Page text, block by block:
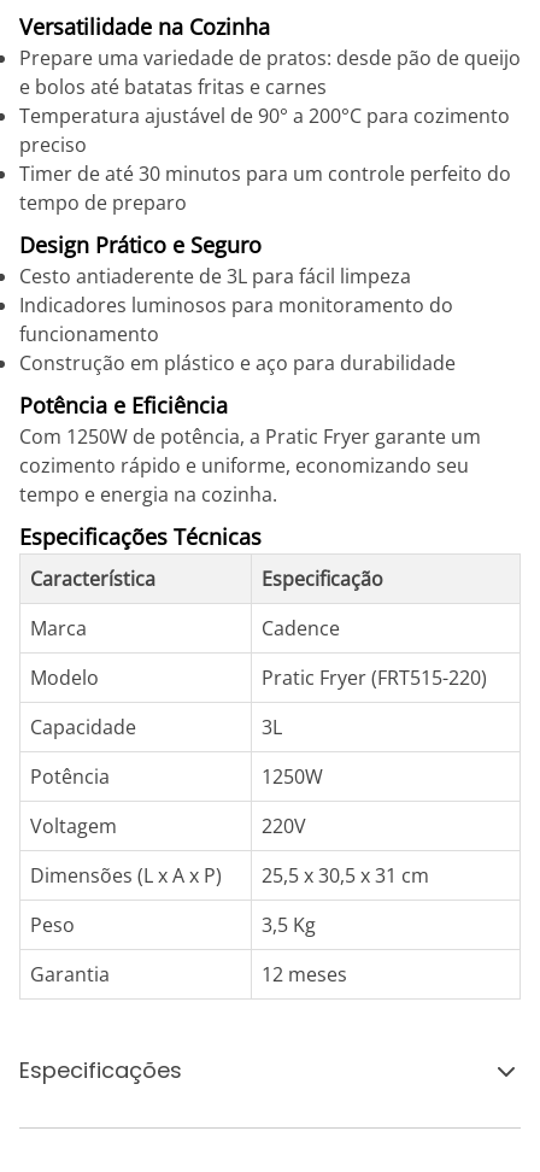
Versatilidade na Cozinha
Prepare uma variedade de pratos: desde pão de queijo
e bolos até batatas fritas e carnes
Temperatura ajustável de 90° a 200°C para cozimento
preciso
Timer de até 30 minutos para um controle perfeito do
tempo de preparo
Design Prático e Seguro
Cesto antiaderente de 3L para fácil limpeza
Indicadores luminosos para monitoramento do
funcionamento
Construção em plástico e aço para durabilidade
Potência e Eficiência
Com 1250W de potência, a Pratic Fryer garante um
cozimento rápido e uniforme, economizando seu
tempo e energia na cozinha.
Especificações Técnicas
Característica
Especificação
Marca
Cadence
Modelo
Pratic Fryer (FRT515-220)
Capacidade
3L
Potência
1250W
Voltagem
220V
Dimensões (L x A x P)
25,5 x 30,5 x 31 cm
Peso
3,5 Kg
Garantia
12 meses
Especificações